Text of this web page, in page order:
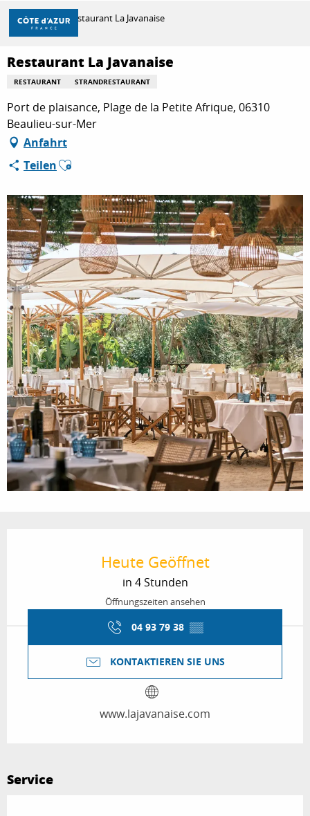
Aller
contenu
principal
ENTDECKEN
ZU TUN
AUFENTHALT
Startseite Restaurant La Javanaise
Restaurant La Javanaise
RESTAURANT STRANDRESTAURANT
Port de plaisance, Plage de la Petite Afrique, 06310
Beaulieu-sur-Mer
Anfahrt
TeilenAjouter aux favoris
Heute Geöffnet
in 4 Stunden
Öffnungszeiten ansehen
04 93 79 38 ▒▒
KONTAKTIEREN SIE UNS
www.lajavanaise.com
Service